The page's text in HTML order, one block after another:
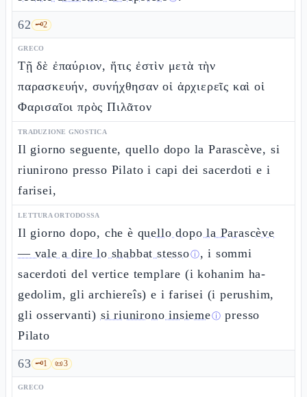
62 🗝️2
GRECO
Τῇ δὲ ἐπαύριον, ἥτις ἐστὶν μετὰ τὴν
παρασκευήν, συνήχθησαν οἱ ἀρχιερεῖς καὶ οἱ
Φαρισαῖοι πρὸς Πιλᾶτον
TRADUZIONE GNOSTICA
Il giorno seguente, quello dopo la Parascève, si
riunirono presso Pilato i capi dei sacerdoti e i
farisei,
LETTURA ORTODOSSA
Il giorno dopo, che è quello dopo la Parascève
— vale a dire lo shabbat stessoⓘ, i sommi
sacerdoti del vertice templare (i kohanim ha-
gedolim, gli archiereîs) e i farisei (i perushim,
gli osservanti) si riunirono insiemeⓘ presso
Pilato
63 🗝️1 📜3
GRECO